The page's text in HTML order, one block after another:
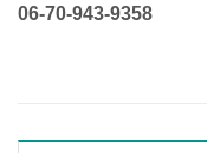
06-70-943-9358